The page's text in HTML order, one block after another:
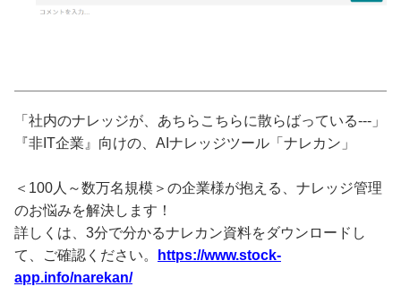
「社内のナレッジが、あちらこちらに散らばっている---」
『非IT企業』向けの、AIナレッジツール「ナレカン」
＜100人～数万名規模＞の企業様が抱える、ナレッジ管理
のお悩みを解決します！
詳しくは、3分で分かるナレカン資料をダウンロードし
て、ご確認ください。
https://www.stock-
app.info/narekan/